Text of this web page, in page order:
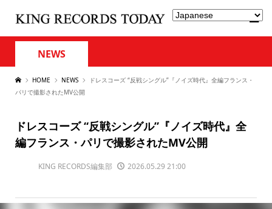
NEWS
HOME NEWS
ドレスコーズ “反戦シングル”『ノイズ時代』全編フランス・
パリで撮影されたMV公開
ドレスコーズ “反戦シングル”『ノイズ時代』全
編フランス・パリで撮影されたMV公開
KING RECORDS編集部 2026.05.29 21:00